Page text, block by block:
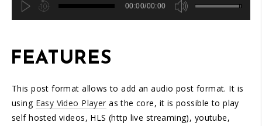
00:00/00:00
FEATURES
This post format allows to add an audio post format. It is
using Easy Video Player as the core, it is possible to play
self hosted videos, HLS (http live streaming), youtube,